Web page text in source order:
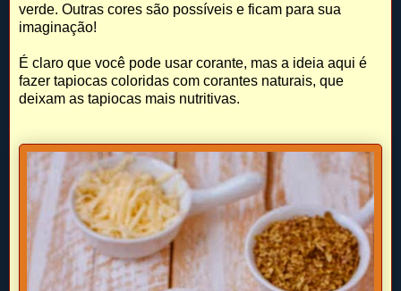
verde. Outras cores são possíveis e ficam para sua
imaginação!
É claro que você pode usar corante, mas a ideia aqui é
fazer tapiocas coloridas com corantes naturais, que
deixam as tapiocas mais nutritivas.